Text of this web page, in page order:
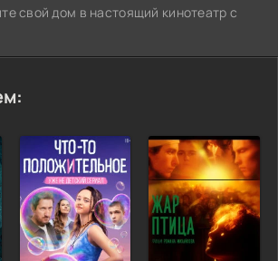
свой дом в настоящий кинотеатр с